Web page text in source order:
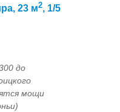
23 м2, 1/5
до
мощи